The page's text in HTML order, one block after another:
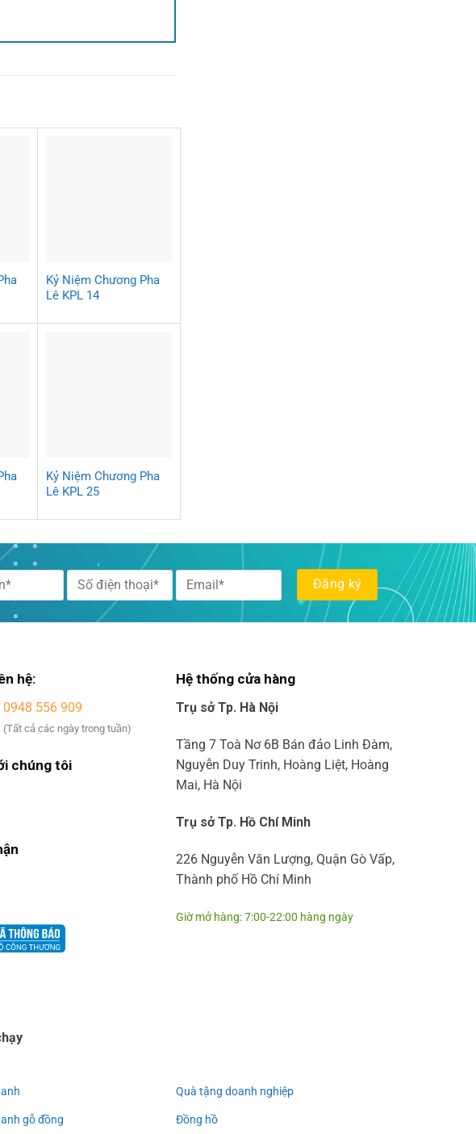
Kỷ Niệm Chương Pha
Lê KPL 14
Kỷ Niệm Chương Pha
Lê KPL 25
hệ:
0948 556 909
(Tất cả các ngày trong tuần)
chúng tôi
Hệ thống cửa hàng
Trụ sở Tp. Hà Nội
Tầng 7 Toà Nơ 6B Bán đảo Linh Đàm,
Nguyễn Duy Trinh, Hoàng Liệt, Hoàng
Mai, Hà Nội
Trụ sở Tp. Hồ Chí Minh
226 Nguyễn Văn Lượng, Quận Gò Vấp,
Thành phố Hồ Chí Minh
Giờ mở hàng: 7:00-22:00 hàng ngày
gỗ đồng
Quà tặng doanh nghiệp
Đồng hồ